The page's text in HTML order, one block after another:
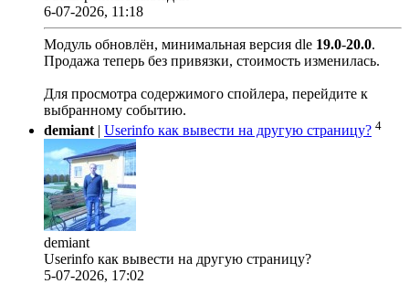
6-07-2026, 11:18
Модуль обновлён, минимальная версия dle 19.0-20.0.
Продажа теперь без привязки, стоимость изменилась.
Для просмотра содержимого спойлера, перейдите к
выбранному событию.
demiant | Userinfo как вывести на другую страницу? 4
demiant
Userinfo как вывести на другую страницу?
5-07-2026, 17:02